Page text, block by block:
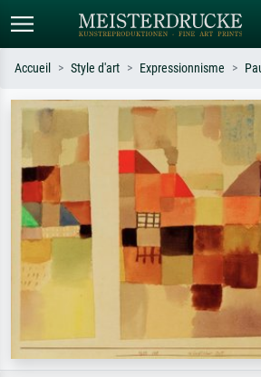
Recherche standard
Recherchez par artiste, titre ou style –
ex. Monet, Nuit étoilée,
impressionnisme, vague de Hokusai,
Décrivez
tableau
Accueil Style d'art Expressionnisme